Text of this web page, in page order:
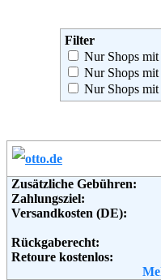
Filter
Nur Shops
Nur Shops mit
Nur Shops
Zusätzliche Gebühren:
Zahlungsziel:
Versandkosten (DE):
Rückgaberecht:
Retoure kostenlos: